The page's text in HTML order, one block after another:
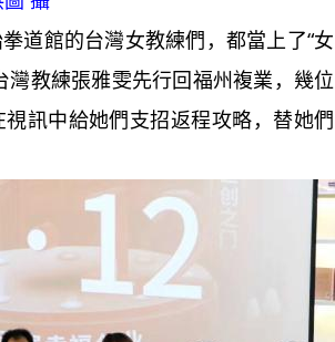
館的台灣女教練們，都當上了“女
教練張雅雯先行回福州複業，幾位
訊中給她們支招返程攻略，替她們